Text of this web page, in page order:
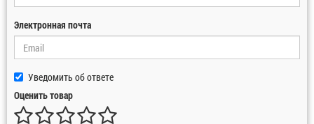
Электронная почта
Уведомить об ответе
Оценить товар